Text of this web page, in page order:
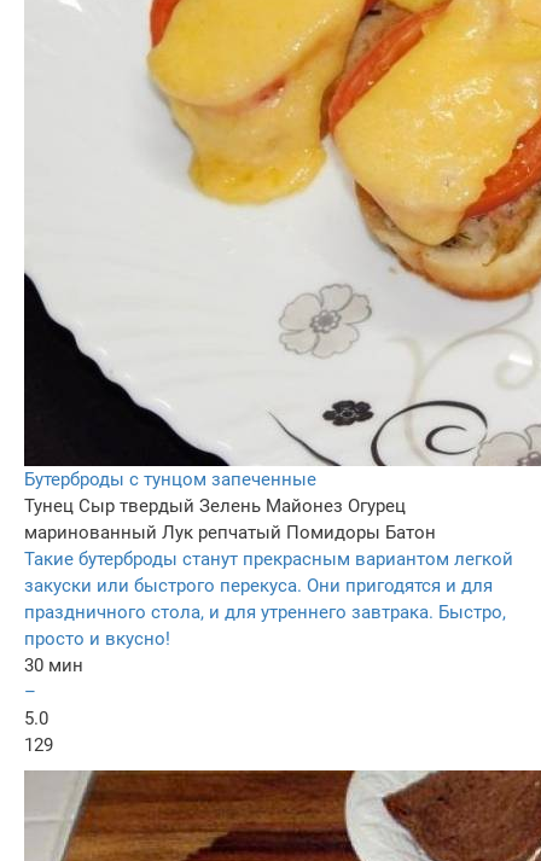
Бутерброды с тунцом запеченные
Тунец Сыр твердый Зелень Майонез Огурец
маринованный Лук репчатый Помидоры Батон
Такие бутерброды станут прекрасным вариантом легкой
закуски или быстрого перекуса. Они пригодятся и для
праздничного стола, и для утреннего завтрака. Быстро,
просто и вкусно!
30 мин
–
5.0
129